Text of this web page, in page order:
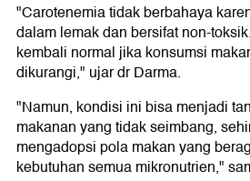
"Carotenemia tidak berbahaya
dalam lemak dan bersifat non-
kembali normal jika konsumsi
dikurangi," ujar dr Darma.
"Namun, kondisi ini bisa menjadi
makanan yang tidak seimbang,
mengadopsi pola makan yang
kebutuhan semua mikronutrien,"